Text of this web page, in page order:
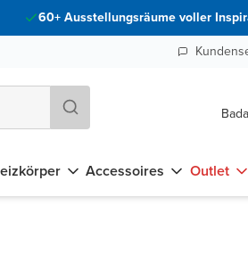
60+ Ausstellungsräume voller
Accessoires Outlet